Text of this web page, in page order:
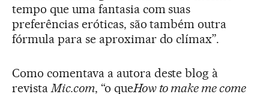
tempo que uma fantasia com suas
preferências eróticas, são também outra
fórmula para se aproximar do clímax”.
Como comentava a autora deste blog à
revistaMic.com, “o queHow to make me come